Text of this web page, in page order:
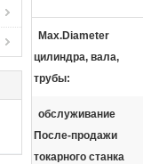
Max.Diameter
цилиндра, вала,
трубы:
обслуживание
После-продажи
токарного станка